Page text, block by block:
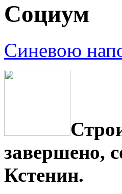
Социум
Синевою
завершено,
Кстенин.